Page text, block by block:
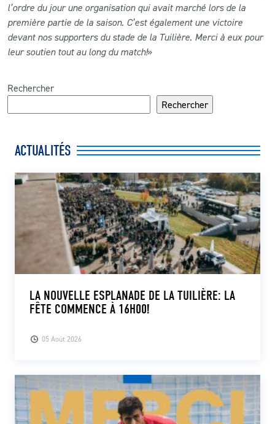
l’ordre du jour une organisation qui avait marché lors de la
première partie de la saison. C’est également une victoire
devant nos supporters du stade de la Tuilière. Merci à eux pour
leur soutien tout au long du match!»
Rechercher
Rechercher
ACTUALITÉS
05 Août 2026
LA NOUVELLE ESPLANADE DE LA TUILIÈRE: LA
FÊTE COMMENCE À 16H00!